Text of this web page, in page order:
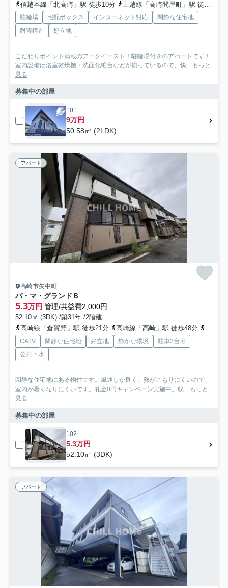
信越本線「北高崎」駅 徒歩10分
上越線「高崎問屋町」駅 徒歩22分
駐輪場 宅配ボックス インターネット対応
閑静な住宅地
耐震構造
好立地
こだわりポイント満載のアークイースト！駐輪場付きのアパートです！
室内設備は浴室乾燥機・洗面化粧台などが揃っているので、快... もっと
見る
募集中の部屋
101
9万円
50.58㎡ (2LDK)
アパート
高崎市矢中町
パ・マ・グランドＢ
5.3万円 管理/共益費2,000円
52.10㎡ (3DK) /築31年 /2階建
高崎線「倉賀野」駅 徒歩21分
高崎線「高崎」駅 徒歩48分
CATV 閑静な住宅地 好立地 静かな環境
駐車2台可
公共下水
閑静な住宅地にある物件です。風通しが良く、熱がこもりにくいので、
室内が暑くなりにくいです。礼金0円キャンペーン実施中。収... もっと
見る
募集中の部屋
102
5.3万円
52.10㎡ (3DK)
アパート